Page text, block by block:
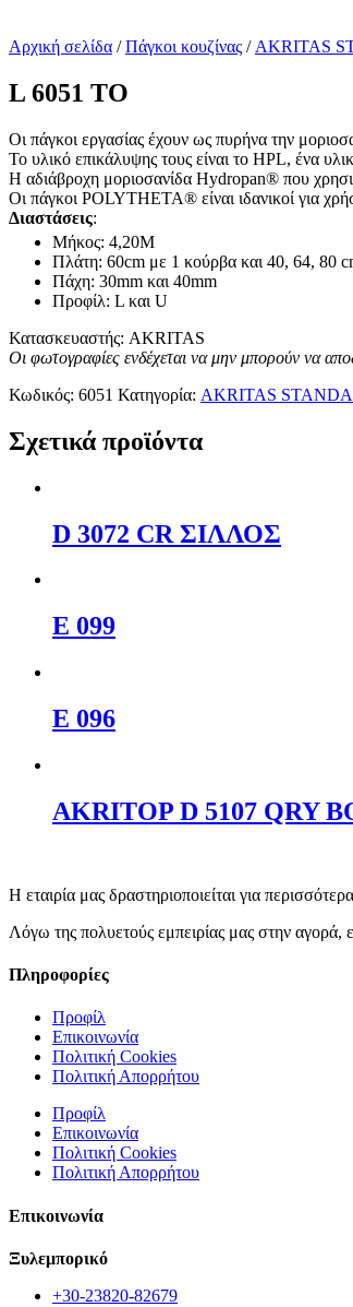
Αρχική σελίδα /Πάγκοι κουζίνας / AKRITAS
L 6051 TO
Οι πάγκοι εργασίας έχουν ως πυρήνα την
Το υλικό επικάλυψης τους είναι το HPL, ένα
Η αδιάβροχη μοριοσανίδα Hydropan® που
Οι πάγκοι POLYTHETA® είναι ιδανικοί για
Διαστάσεις:
Μήκος: 4,20Μ
Πλάτη: 60cm με 1 κούρβα και 40, 64, 80
Πάχη: 30mm και 40mm
Προφίλ: L και U
Κατασκευαστής: AKRITAS
Οι φωτογραφίες ενδέχεται να μην μπορούν να
Κωδικός: 6051 Κατηγορία: AKRITAS
Σχετικά προϊόντα
D 3072 CR ΣΙΛΛΟΣ
E 099
E 096
AKRITOP D 5107 QRY
Η εταιρία μας δραστηριοποιείται για
Λόγω της πολυετούς εμπειρίας μας στην αγορά,
Πληροφορίες
Προφίλ
Επικοινωνία
Πολιτική Cookies
Πολιτική Απορρήτου
Προφίλ
Επικοινωνία
Πολιτική Cookies
Πολιτική Απορρήτου
Επικοινωνία
Ξυλεμπορικό
+30-23820-82679